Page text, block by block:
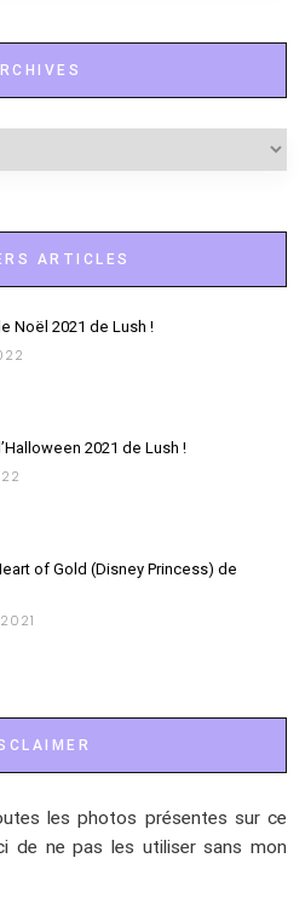
ARTICLES
Noël 2021 de Lush !
2021 de Lush !
of Gold (Disney Princess) de
les photos présentes sur ce
de ne pas les utiliser sans mon